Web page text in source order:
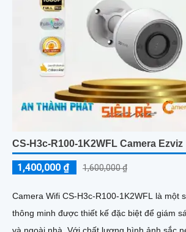
CS-H3c-R100-1K2WFL Camera Ezviz
1,400,000 ₫ 1,600,000 ₫
Camera Wifi CS-H3c-R100-1K2WFL là một
thông minh được thiết kế đặc biệt để giám